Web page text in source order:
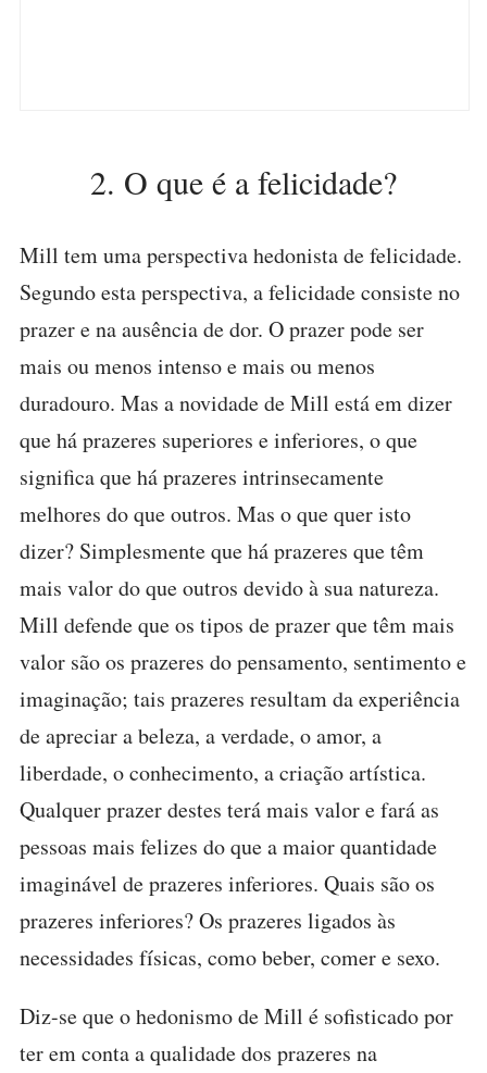
2. O que é a felicidade?
Mill tem uma perspectiva hedonista de felicidade.
Segundo esta perspectiva, a felicidade consiste no
prazer e na ausência de dor. O prazer pode ser
mais ou menos intenso e mais ou menos
duradouro. Mas a novidade de Mill está em dizer
que há prazeres superiores e inferiores, o que
significa que há prazeres intrinsecamente
melhores do que outros. Mas o que quer isto
dizer? Simplesmente que há prazeres que têm
mais valor do que outros devido à sua natureza.
Mill defende que os tipos de prazer que têm mais
valor são os prazeres do pensamento, sentimento e
imaginação; tais prazeres resultam da experiência
de apreciar a beleza, a verdade, o amor, a
liberdade, o conhecimento, a criação artística.
Qualquer prazer destes terá mais valor e fará as
pessoas mais felizes do que a maior quantidade
imaginável de prazeres inferiores. Quais são os
prazeres inferiores? Os prazeres ligados às
necessidades físicas, como beber, comer e sexo.
Diz-se que o hedonismo de Mill é sofisticado por
ter em conta a qualidade dos prazeres na